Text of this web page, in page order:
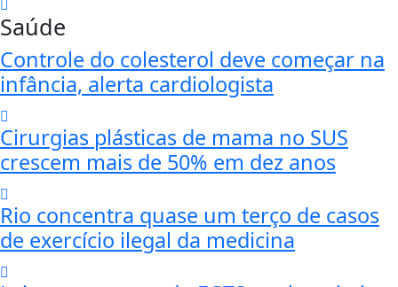
Saúde
Controle do colesterol deve começar na
infância, alerta cardiologista
Cirurgias plásticas de mama no SUS
crescem mais de 50% em dez anos
Rio concentra quase um terço de casos
de exercício ilegal da medicina